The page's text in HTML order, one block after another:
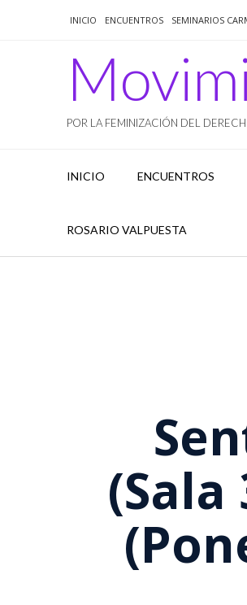
INICIO ENCUENTROS SEMINARIOS
POR LA FEMINIZACIÓN DEL
INICIO ENCUENTROS
ROSARIO VALPUESTA
(Sala